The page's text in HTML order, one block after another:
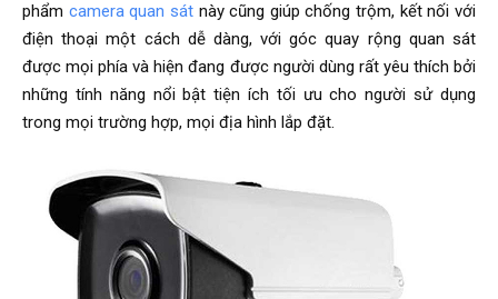
phẩm camera quan sátnày cũng giúp chống trộm, kết nối với
điện thoại một cách dễ dàng, với góc quay rộng quan sát
được mọi phía và hiện đang được người dùng rất yêu thích bởi
những tính năng nổi bật tiện ích tối ưu cho người sử dụng
trong mọi trường hợp, mọi địa hình lắp đặt.